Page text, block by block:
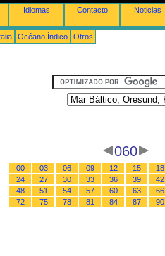
Idiomas Contacto Noticias
Océano Índico Otros
060
00 03 06 09 12 15 18
24
27 30 33 36 39 42
48
51 54 57 60 63 66
72
75 78 81 84 87 90